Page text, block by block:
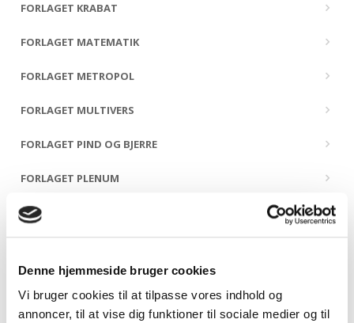
Denne hjemmeside bruger cookies
Vi bruger cookies til at tilpasse vores indhold og
annoncer, til at vise dig funktioner til sociale medier og til
FORLAGET KRABAT
FORLAGET MATEMATIK
FORLAGET METROPOL
FORLAGET MULTIVERS
FORLAGET PIND OG BJERRE
FORLAGET PLENUM
FORLAGET PRESSTO
FORLAGET SIDSTE ÅRHUNDREDE
FORLAGET SNEPRYD